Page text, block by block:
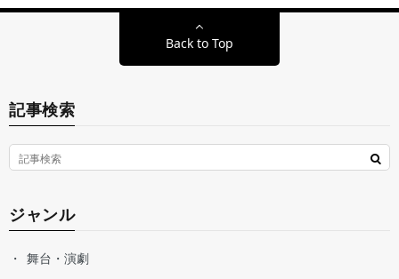
Back to Top
記事検索
ジャンル
舞台・演劇